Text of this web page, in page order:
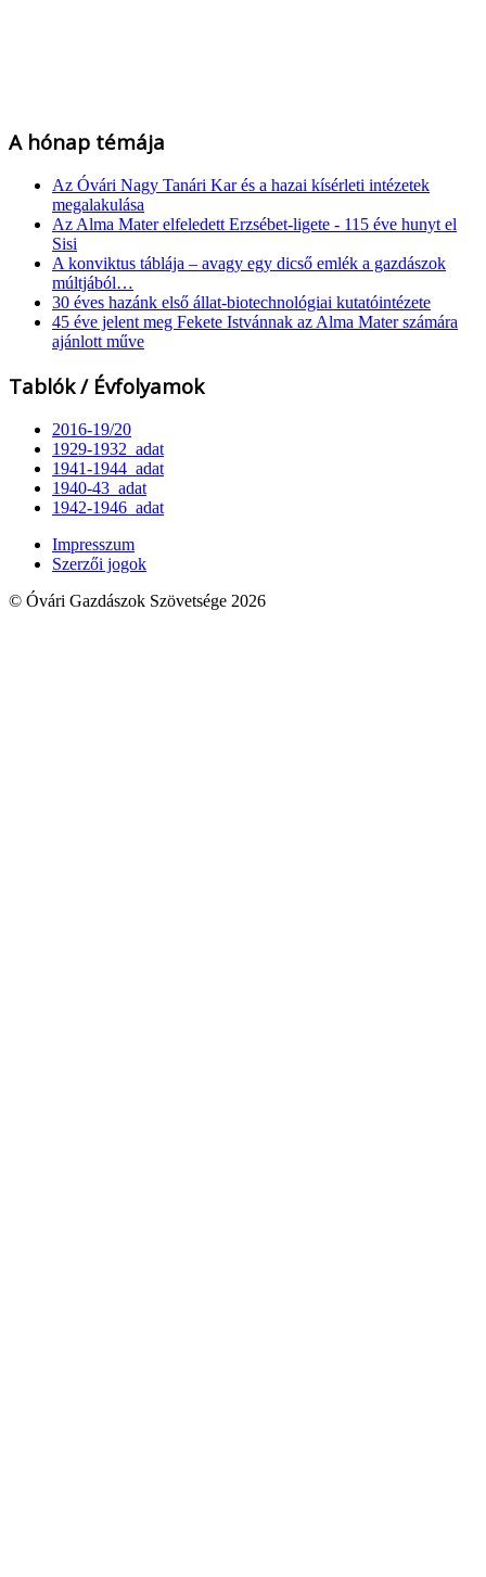
A hónap témája
Az Óvári Nagy Tanári Kar és a hazai kísérleti intézetek
megalakulása
Az Alma Mater elfeledett Erzsébet-ligete - 115 éve hunyt el
Sisi
A konviktus táblája – avagy egy dicső emlék a gazdászok
múltjából…
30 éves hazánk első állat-biotechnológiai kutatóintézete
45 éve jelent meg Fekete Istvánnak az Alma Mater számára
ajánlott műve
Tablók / Évfolyamok
2016-19/20
1929-1932_adat
1941-1944_adat
1940-43_adat
1942-1946_adat
Impresszum
Szerzői jogok
© Óvári Gazdászok Szövetsége 2026